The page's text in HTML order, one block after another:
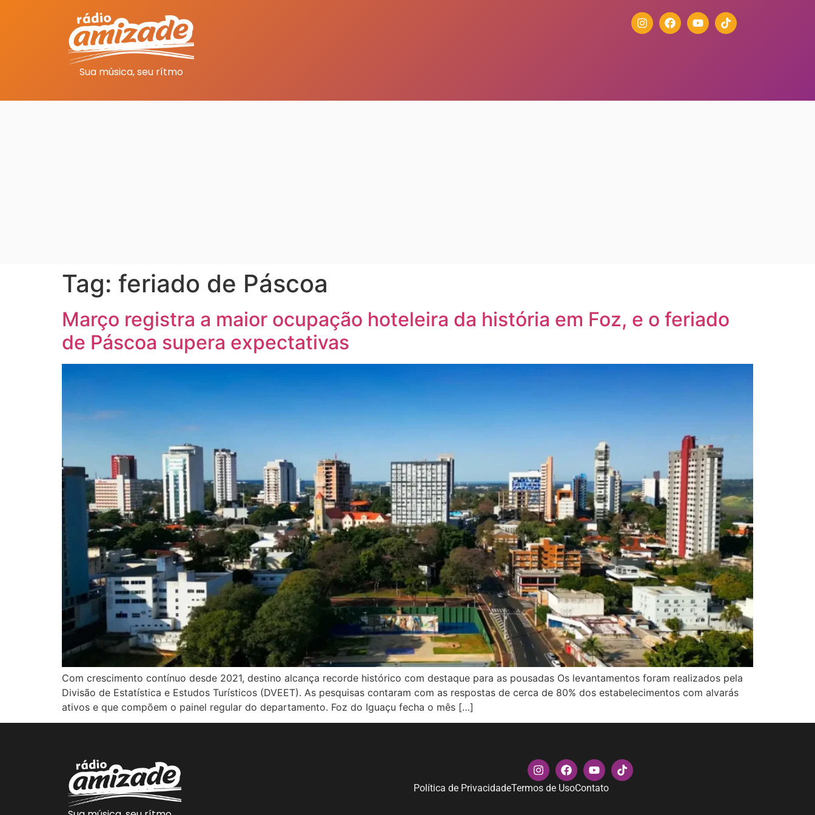
Sua música, seu rítmo
Tag: feriado de Páscoa
Março registra a maior ocupação hoteleira da história em Foz, e o feriado
de Páscoa supera expectativas
Com crescimento contínuo desde 2021, destino alcança recorde histórico com destaque para as pousadas Os levantamentos foram realizados pela
Divisão de Estatística e Estudos Turísticos (DVEET). As pesquisas contaram com as respostas de cerca de 80% dos estabelecimentos com alvarás
ativos e que compõem o painel regular do departamento. Foz do Iguaçu fecha o mês […]
Política de PrivacidadeTermos de UsoContato